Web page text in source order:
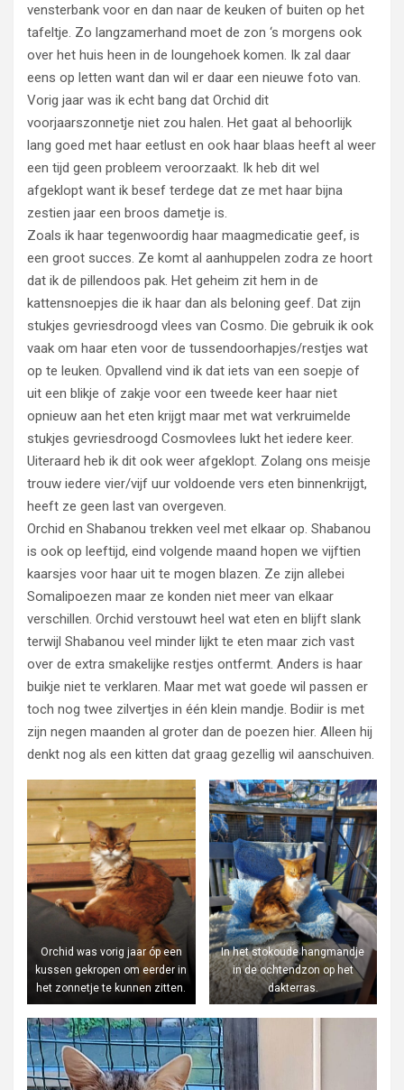
vensterbank voor en dan naar de keuken of buiten op het
tafeltje. Zo langzamerhand moet de zon ‘s morgens ook
over het huis heen in de loungehoek komen. Ik zal daar
eens op letten want dan wil er daar een nieuwe foto van.
Vorig jaar was ik echt bang dat Orchid dit
voorjaarszonnetje niet zou halen. Het gaat al behoorlijk
lang goed met haar eetlust en ook haar blaas heeft al weer
een tijd geen probleem veroorzaakt. Ik heb dit wel
afgeklopt want ik besef terdege dat ze met haar bijna
zestien jaar een broos dametje is.
Zoals ik haar tegenwoordig haar maagmedicatie geef, is
een groot succes. Ze komt al aanhuppelen zodra ze hoort
dat ik de pillendoos pak. Het geheim zit hem in de
kattensnoepjes die ik haar dan als beloning geef. Dat zijn
stukjes gevriesdroogd vlees van Cosmo. Die gebruik ik ook
vaak om haar eten voor de tussendoorhapjes/restjes wat
op te leuken. Opvallend vind ik dat iets van een soepje of
uit een blikje of zakje voor een tweede keer haar niet
opnieuw aan het eten krijgt maar met wat verkruimelde
stukjes gevriesdroogd Cosmovlees lukt het iedere keer.
Uiteraard heb ik dit ook weer afgeklopt. Zolang ons meisje
trouw iedere vier/vijf uur voldoende vers eten binnenkrijgt,
heeft ze geen last van overgeven.
Orchid en Shabanou trekken veel met elkaar op. Shabanou
is ook op leeftijd, eind volgende maand hopen we vijftien
kaarsjes voor haar uit te mogen blazen. Ze zijn allebei
Somalipoezen maar ze konden niet meer van elkaar
verschillen. Orchid verstouwt heel wat eten en blijft slank
terwijl Shabanou veel minder lijkt te eten maar zich vast
over de extra smakelijke restjes ontfermt. Anders is haar
buikje niet te verklaren. Maar met wat goede wil passen er
toch nog twee zilvertjes in één klein mandje. Bodiir is met
zijn negen maanden al groter dan de poezen hier. Alleen hij
denkt nog als een kitten dat graag gezellig wil aanschuiven.
Orchid was vorig jaar óp een
kussen gekropen om eerder in
het zonnetje te kunnen zitten.
In het stokoude hangmandje
in de ochtendzon op het
dakterras.